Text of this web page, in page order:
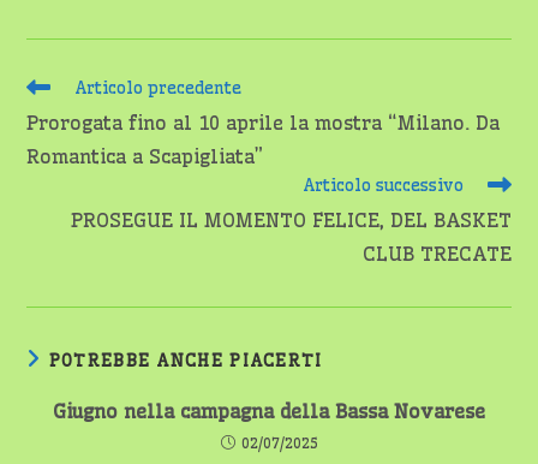
Leggi
articoli
Articolo precedente
Prorogata fino al 10 aprile la mostra “Milano. Da
Romantica a Scapigliata”
Articolo successivo
PROSEGUE IL MOMENTO FELICE, DEL BASKET
CLUB TRECATE
POTREBBE ANCHE PIACERTI
Giugno nella campagna della Bassa Novarese
02/07/2025